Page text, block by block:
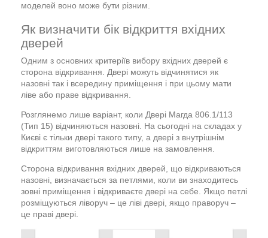
моделей воно може бути різним.
Як визначити бік відкриття вхідних
дверей
Одним з основних критеріїв вибору вхідних дверей є
сторона відкривання. Двері можуть відчинятися як
назовні так і всередину приміщення і при цьому мати
ліве або праве відкривання.
Розглянемо лише варіант, коли Двері Магда 806.1/113
(Тип 15) відчиняються назовні. На сьогодні на складах у
Києві є тільки двері такого типу, а двері з внутрішнім
відкриттям виготовляються лише на замовлення.
Сторона відкривання вхідних дверей, що відкриваються
назовні, визначається за петлями, коли ви знаходитесь
зовні приміщення і відкриваєте двері на себе. Якщо петлі
розміщуються ліворуч – це ліві двері, якщо праворуч –
це праві двері.